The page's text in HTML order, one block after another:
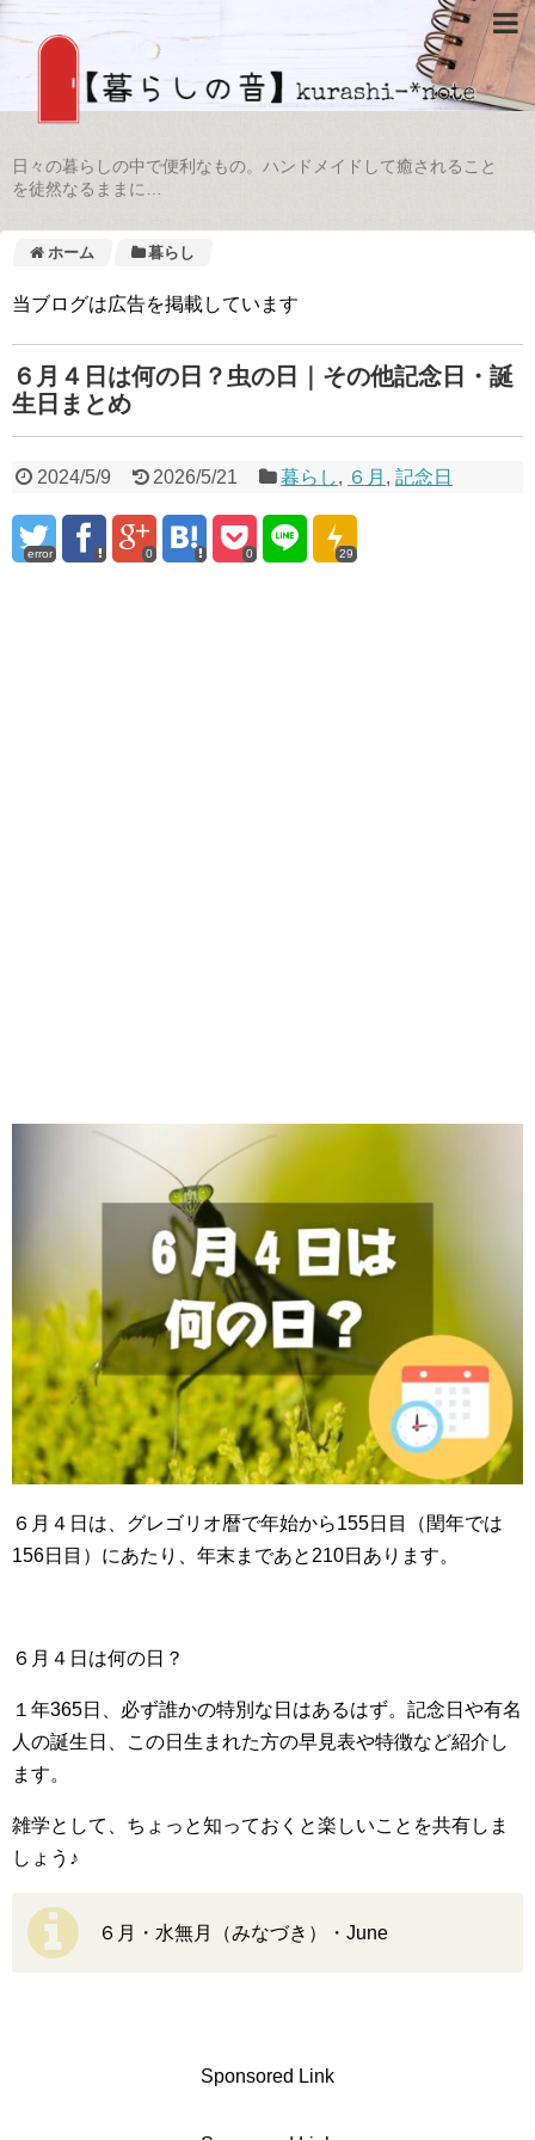
日々の暮らしの中で便利なもの。ハンドメイドして癒されること
を徒然なるままに…
ホーム 暮らし
当ブログは広告を掲載しています
６月４日は何の日？虫の日｜その他記念日・誕
生日まとめ
2024/5/9 2026/5/21 暮らし, ６月 ,記念日
error 0 0 29
６月４日は、グレゴリオ暦で年始から155日目（閏年では
156日目）にあたり、年末まであと210日あります。
６月４日は何の日？
１年365日、必ず誰かの特別な日はあるはず。記念日や有名
人の誕生日、この日生まれた方の早見表や特徴など紹介し
ます。
雑学として、ちょっと知っておくと楽しいことを共有しま
しょう♪
６月・水無月（みなづき）・June
Sponsored Link